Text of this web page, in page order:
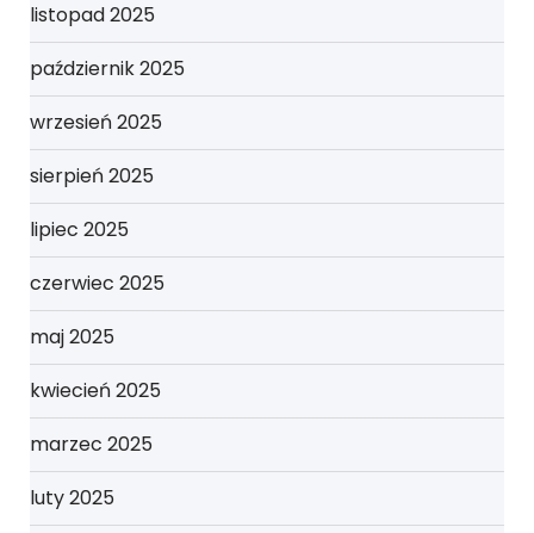
listopad 2025
październik 2025
wrzesień 2025
sierpień 2025
lipiec 2025
czerwiec 2025
maj 2025
kwiecień 2025
marzec 2025
luty 2025